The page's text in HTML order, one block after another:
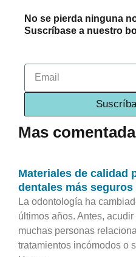
No se pierda ninguna
Suscríbase a nuestro
Mas
Materiales de calidad
dentales más
La odontología ha
últimos años. Antes,
muchas personas
tratamientos incómodos o